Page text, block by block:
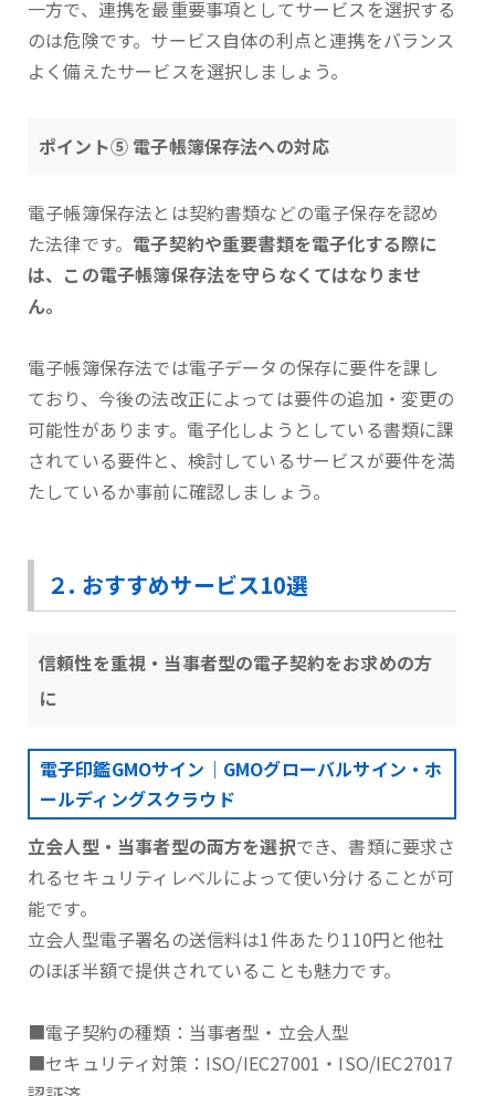
一方で、連携を最重要事項としてサービスを選択する
のは危険です。サービス自体の利点と連携をバランス
よく備えたサービスを選択しましょう。
ポイント⑤ 電子帳簿保存法への対応
電子帳簿保存法とは契約書類などの電子保存を認め
た法律です。 電子契約や重要書類を電子化する際に
は、この電子帳簿保存法を守らなくてはなりませ
ん。
電子帳簿保存法では電子データの保存に要件を課し
ており、今後の法改正によっては要件の追加・変更の
可能性があります。電子化しようとしている書類に課
されている要件と、検討しているサービスが要件を満
たしているか事前に確認しましょう。
２. おすすめサービス10選
信頼性を重視・当事者型の電子契約をお求めの方
に
電子印鑑GMOサイン｜GMOグローバルサイン・ホ
ールディングスクラウド
立会人型・当事者型の両方を選択でき、書類に要求さ
れるセキュリティレベルによって使い分けることが可
能です。
⽴会⼈型電⼦署名の送信料は1件あたり110円と他社
のほぼ半額で提供されていることも魅力です。
■電子契約の種類：当事者型・立会人型
■セキュリティ対策：ISO/IEC27001・ISO/IEC27017